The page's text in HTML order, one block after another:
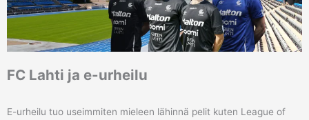
FC Lahti ja e-urheilu
E-urheilu tuo useimmiten mieleen lähinnä pelit kuten League of